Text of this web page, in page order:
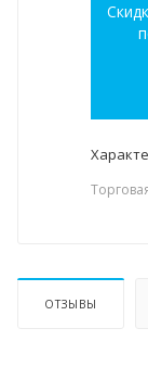
ОТЗЫВЫ